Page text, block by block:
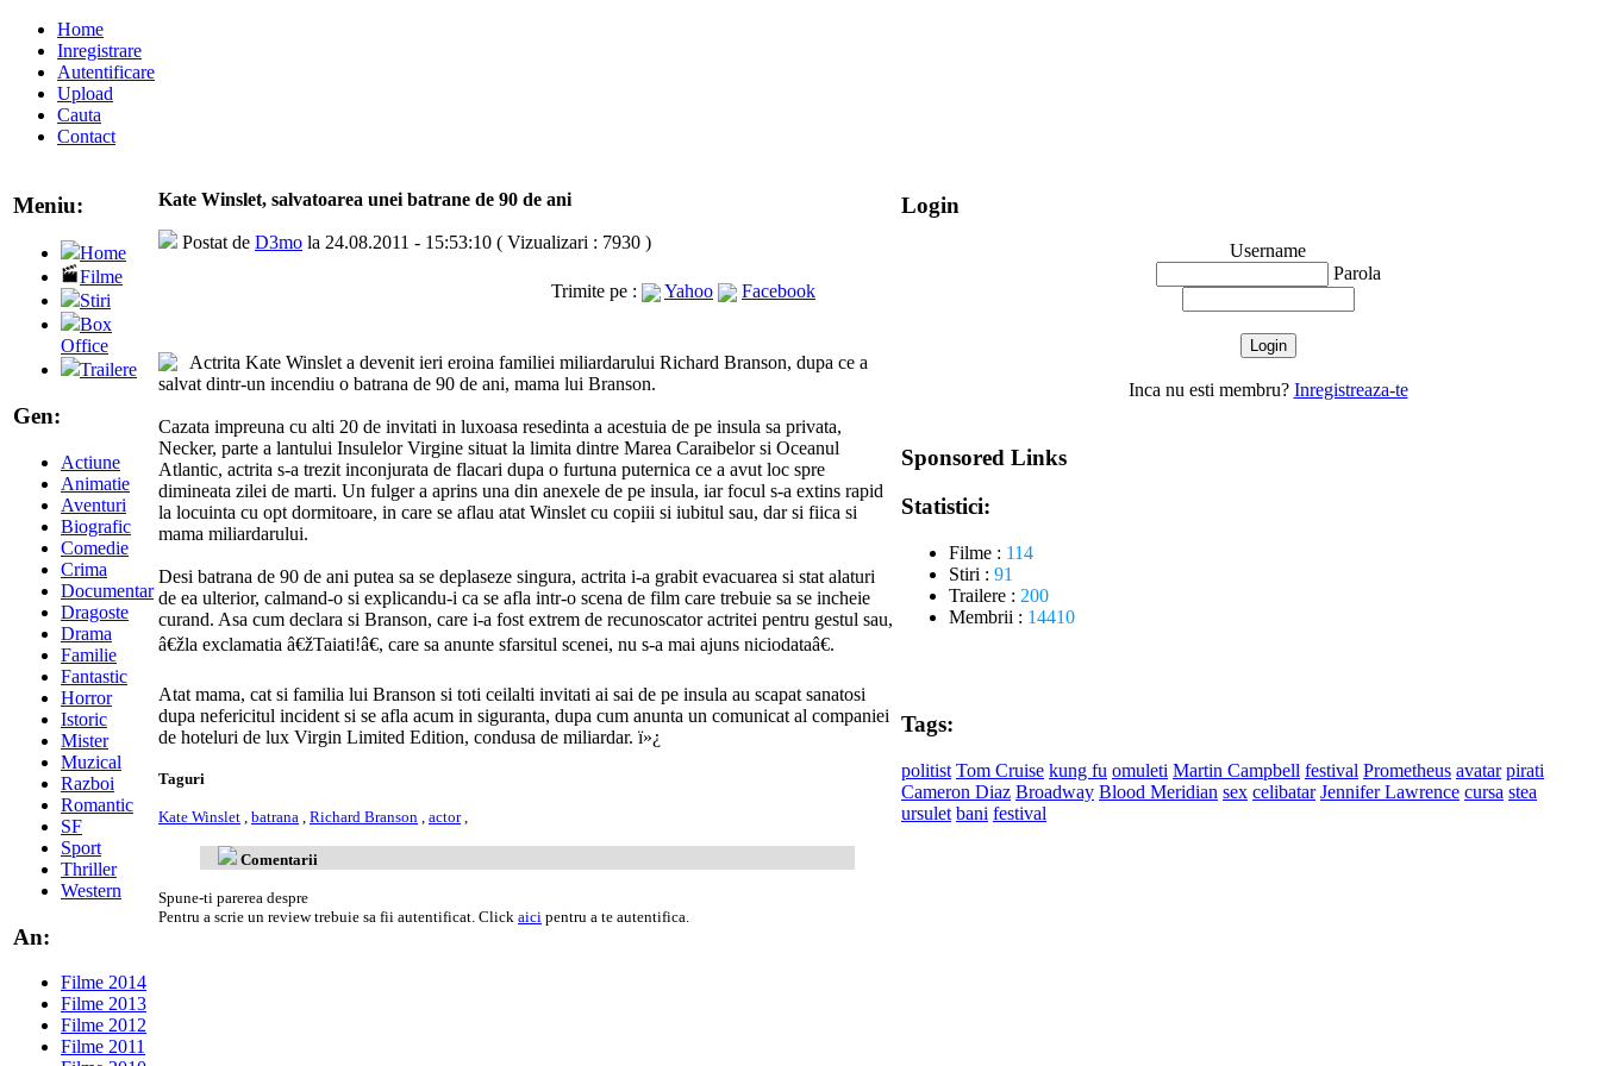
Home
Inregistrare
Autentificare
Upload
Cauta
Contact
Meniu:
Home
Filme
Stiri
Box
Office
Trailere
Gen:
Actiune
Animatie
Aventuri
Biografic
Comedie
Crima
Documentar
Dragoste
Drama
Familie
Fantastic
Horror
Istoric
Mister
Muzical
Razboi
Romantic
SF
Sport
Thriller
Western
An:
Filme 2014
Filme 2013
Filme 2012
Filme 2011
Kate Winslet, salvatoarea unei batrane de 90 de ani
Postat de D3mo la 24.08.2011 - 15:53:10 ( Vizualizari : 7930 )
Trimite pe : Yahoo Facebook
Actrita Kate Winslet a devenit ieri eroina familiei miliardarului Richard Branson, dupa ce a
salvat dintr-un incendiu o batrana de 90 de ani, mama lui Branson.
Cazata impreuna cu alti 20 de invitati in luxoasa resedinta a acestuia de pe insula sa privata,
Necker, parte a lantului Insulelor Virgine situat la limita dintre Marea Caraibelor si Oceanul
Atlantic, actrita s-a trezit inconjurata de flacari dupa o furtuna puternica ce a avut loc spre
dimineata zilei de marti. Un fulger a aprins una din anexele de pe insula, iar focul s-a extins rapid
la locuinta cu opt dormitoare, in care se aflau atat Winslet cu copiii si iubitul sau, dar si fiica si
mama miliardarului.
Desi batrana de 90 de ani putea sa se deplaseze singura, actrita i-a grabit evacuarea si stat alaturi
de ea ulterior, calmand-o si explicandu-i ca se afla intr-o scena de film care trebuie sa se incheie
curand. Asa cum declara si Branson, care i-a fost extrem de recunoscator actritei pentru gestul sau,
â€žla exclamatia â€žTaiati!â€, care sa anunte sfarsitul scenei, nu s-a mai ajuns niciodataâ€.
Atat mama, cat si familia lui Branson si toti ceilalti invitati ai sai de pe insula au scapat sanatosi
dupa nefericitul incident si se afla acum in siguranta, dupa cum anunta un comunicat al companiei
de hoteluri de lux Virgin Limited Edition, condusa de miliardar. ï»¿
Taguri
Kate Winslet , batrana , Richard Branson , actor,
Comentarii
Spune-ti parerea despre
Pentru a scrie un review trebuie sa fii autentificat. Click aici pentru a te autentifica.
Login
Username
Parola
Inca nu esti membru? Inregistreaza-te
Sponsored Links
Statistici:
Filme : 114
Stiri : 91
Trailere : 200
Membrii : 14410
Tags:
politist Tom Cruise kung fu omuleti Martin Campbell festival Prometheus avatar pirati
Cameron Diaz Broadway Blood Meridian sex celibatar Jennifer Lawrence cursa stea
ursulet bani festival